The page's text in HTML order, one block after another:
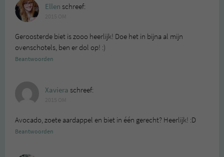
Ellen schreef:
Geroosterde biet is zooo heerlijk! Doe het in bijna al mijn
ovenschotels, ben er dol op! :)
Beantwoorden
Xaviera schreef:
Avocado, zoete aardappel en biet in één gerecht? Heerlijk! :D
Beantwoorden